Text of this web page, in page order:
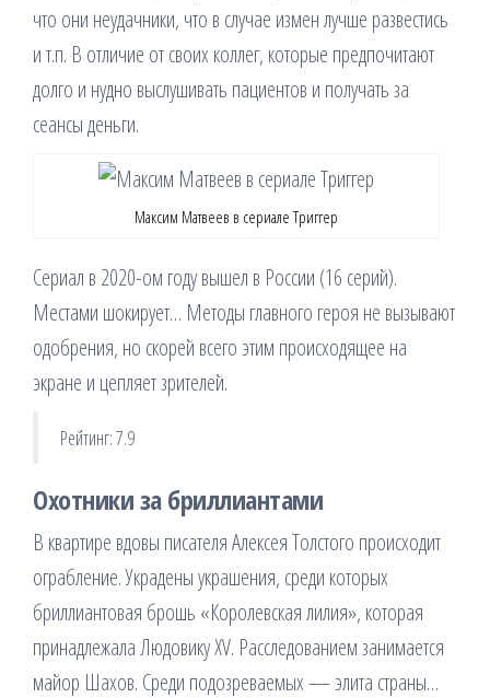
что они неудачники, что в случае измен лучше развестись
и т.п. В отличие от своих коллег, которые предпочитают
долго и нудно выслушивать пациентов и получать за
сеансы деньги.
Максим Матвеев в сериале Триггер
Сериал в 2020-ом году вышел в России (16 серий).
Местами шокирует… Методы главного героя не вызывают
одобрения, но скорей всего этим происходящее на
экране и цепляет зрителей.
Рейтинг: 7.9
Охотники за бриллиантами
В квартире вдовы писателя Алексея Толстого происходит
ограбление. Украдены украшения, среди которых
бриллиантовая брошь «Королевская лилия», которая
принадлежала Людовику XV. Расследованием занимается
майор Шахов. Среди подозреваемых — элита страны…